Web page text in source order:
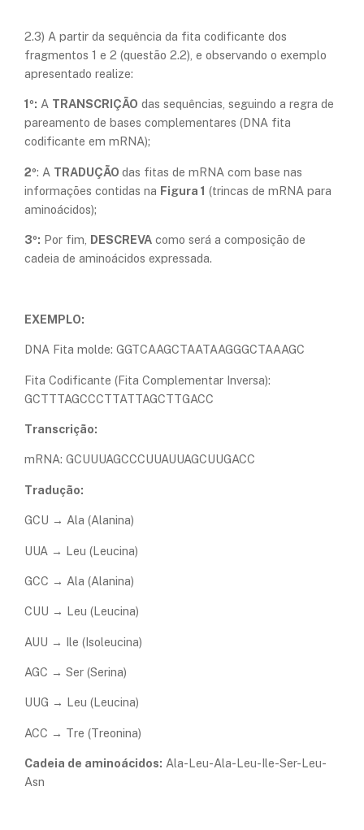
2.3) A partir da sequência da fita codificante dos
fragmentos 1 e 2 (questão 2.2), e observando o exemplo
apresentado realize:
1º: A TRANSCRIÇÃO das sequências, seguindo a regra de
pareamento de bases complementares (DNA fita
codificante em mRNA);
2º: A TRADUÇÃO das fitas de mRNA com base nas
informações contidas na Figura 1 (trincas de mRNA para
aminoácidos);
3º: Por fim, DESCREVA como será a composição de
cadeia de aminoácidos expressada.
EXEMPLO:
DNA Fita molde: GGTCAAGCTAATAAGGGCTAAAGC
Fita Codificante (Fita Complementar Inversa):
GCTTTAGCCCTTATTAGCTTGACC
Transcrição:
mRNA: GCUUUAGCCCUUAUUAGCUUGACC
Tradução:
GCU → Ala (Alanina)
UUA → Leu (Leucina)
GCC → Ala (Alanina)
CUU → Leu (Leucina)
AUU → Ile (Isoleucina)
AGC → Ser (Serina)
UUG → Leu (Leucina)
ACC → Tre (Treonina)
Cadeia de aminoácidos: Ala-Leu-Ala-Leu-Ile-Ser-Leu-
Asn